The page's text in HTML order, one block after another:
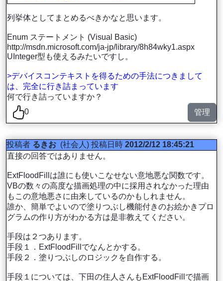
列挙体としてまとめるべきかなと思います。
Enum ステートメント (Visual Basic)
http://msdn.microsoft.com/ja-jp/library/8h84wky1.aspx
UInteger型も使えるみたいですし。
>デバイスコンテキストを得るための手法につきまして
は、完全に行き詰まっています
何で行き詰っていますか？
0
管理
投稿者 るきお (社会人) 投稿日時 2012/2/12 18:45:21
直接の回答ではありません。
ExtFloodFillは誰にも使いこなせない意地悪な関数です。
VBの数々の高度な描画処理の中に採用されなかった理由
もこの意地悪さに由来しているのかもしれません。
誰か、簡単でよいので塗りつぶし機能付きのお絵かきプロ
グラムの作り方がわかる方は是非教えてください。
手段は２つあります。
手段１．ExtFloodFillでなんとかする。
手段２．塗りつぶしのロジックを自作する。
手段１については、下田の住人さんもExtFloodFillで描画